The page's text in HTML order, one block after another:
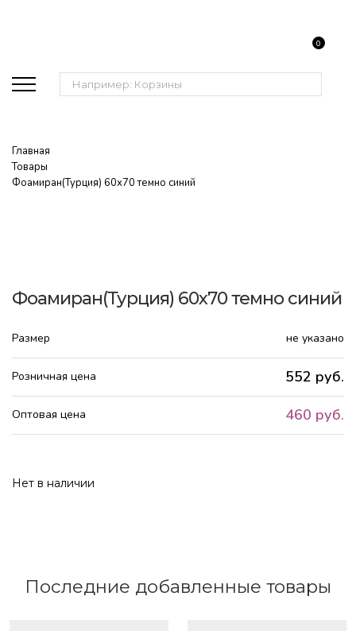
Поиск:
0
Главная
Товары
Фоамиран(Турция) 60х70 темно синий
Фоамиран(Турция) 60х70 темно синий
Размер не указано
Розничная цена 552 руб.
Оптовая цена 460 руб.
Нет в наличии
Последние добавленные товары